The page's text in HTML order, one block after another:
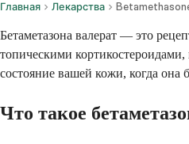
Главная Лекарства
Бетаметазона валерат — это
топическими
состояние вашей кожи, когда она
Что такое